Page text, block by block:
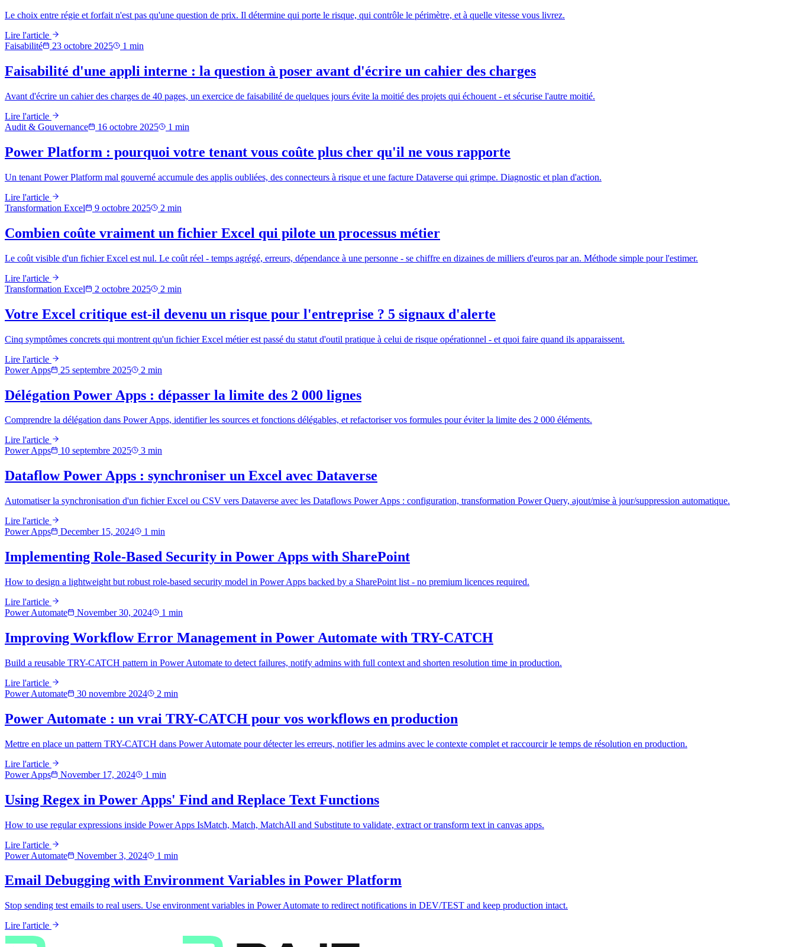
Le choix entre régie et forfait n'est pas qu'une question de prix. Il détermine qui porte le risque, qui contrôle le périmètre, et à quelle vitesse vous livrez.
Lire l'article
Faisabilité
23 octobre 2025 1 min
Faisabilité d'une appli interne : la question à poser avant d'écrire un cahier des charges
Avant d'écrire un cahier des charges de 40 pages, un exercice de faisabilité de quelques jours évite la moitié des projets qui échouent - et sécurise l'autre moitié.
Lire l'article
Audit & Gouvernance
16 octobre 2025 1 min
Power Platform : pourquoi votre tenant vous coûte plus cher qu'il ne vous rapporte
Un tenant Power Platform mal gouverné accumule des applis oubliées, des connecteurs à risque et une facture Dataverse qui grimpe. Diagnostic et plan d'action.
Lire l'article
Transformation Excel
9 octobre 2025 2 min
Combien coûte vraiment un fichier Excel qui pilote un processus métier
Le coût visible d'un fichier Excel est nul. Le coût réel - temps agrégé, erreurs, dépendance à une personne - se chiffre en dizaines de milliers d'euros par an. Méthode simple pour l'estimer.
Lire l'article
Transformation Excel
2 octobre 2025 2 min
Votre Excel critique est-il devenu un risque pour l'entreprise ? 5 signaux d'alerte
Cinq symptômes concrets qui montrent qu'un fichier Excel métier est passé du statut d'outil pratique à celui de risque opérationnel - et quoi faire quand ils apparaissent.
Lire l'article
Power Apps
25 septembre 2025 2 min
Délégation Power Apps : dépasser la limite des 2 000 lignes
Comprendre la délégation dans Power Apps, identifier les sources et fonctions délégables, et refactoriser vos formules pour éviter la limite des 2 000 éléments.
Lire l'article
Power Apps
10 septembre 2025 3 min
Dataflow Power Apps : synchroniser un Excel avec Dataverse
Automatiser la synchronisation d'un fichier Excel ou CSV vers Dataverse avec les Dataflows Power Apps : configuration, transformation Power Query, ajout/mise à jour/suppression automatique.
Lire l'article
Power Apps
December 15, 2024 1 min
Implementing Role-Based Security in Power Apps with SharePoint
How to design a lightweight but robust role-based security model in Power Apps backed by a SharePoint list - no premium licences required.
Lire l'article
Power Automate
November 30, 2024 1 min
Improving Workflow Error Management in Power Automate with TRY-CATCH
Build a reusable TRY-CATCH pattern in Power Automate to detect failures, notify admins with full context and shorten resolution time in production.
Lire l'article
Power Automate
30 novembre 2024 2 min
Power Automate : un vrai TRY-CATCH pour vos workflows en production
Mettre en place un pattern TRY-CATCH dans Power Automate pour détecter les erreurs, notifier les admins avec le contexte complet et raccourcir le temps de résolution en production.
Lire l'article
Power Apps
November 17, 2024 1 min
Using Regex in Power Apps' Find and Replace Text Functions
How to use regular expressions inside Power Apps IsMatch, Match, MatchAll and Substitute to validate, extract or transform text in canvas apps.
Lire l'article
Power Automate
November 3, 2024 1 min
Email Debugging with Environment Variables in Power Platform
Stop sending test emails to real users. Use environment variables in Power Automate to redirect notifications in DEV/TEST and keep production intact.
Lire l'article